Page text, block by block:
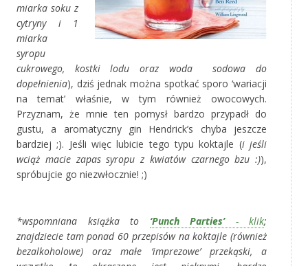
miarka soku z
cytryny i 1
miarka
syropu
cukrowego, kostki lodu oraz woda sodowa do
dopełnienia), dziś jednak można spotkać sporo ‘wariacji
na temat’ właśnie, w tym również owocowych.
Przyznam, że mnie ten pomysł bardzo przypadł do
gustu, a aromatyczny gin Hendrick’s chyba jeszcze
bardziej ;). Jeśli więc lubicie tego typu koktajle (i jeśli
wciąż macie zapas syropu z kwiatów czarnego bzu :)),
spróbujcie go niezwłocznie! ;)
*wspomniana książka to
‘Punch Parties’ - klik;
znajdziecie tam ponad 60 przepisów na koktajle (również
bezalkoholowe) oraz małe ‘imprezowe’ przekąski, a